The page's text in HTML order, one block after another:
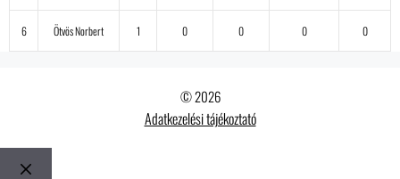
6 Ötvös Norbert 1 0 0 0 0
© 2026
Adatkezelési tájékoztató